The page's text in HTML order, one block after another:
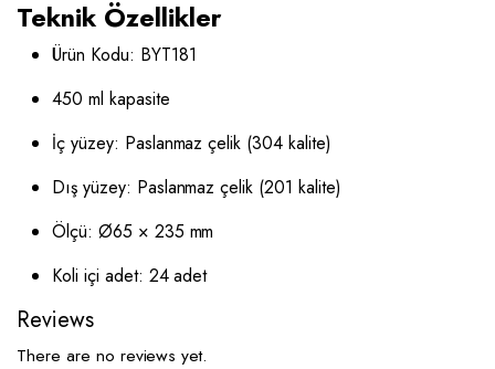
Teknik Özellikler
Ürün Kodu: BYT181
450 ml kapasite
İç yüzey: Paslanmaz çelik (304 kalite)
Dış yüzey: Paslanmaz çelik (201 kalite)
Ölçü: Ø65 × 235 mm
Koli içi adet: 24 adet
Reviews
There are no reviews yet.